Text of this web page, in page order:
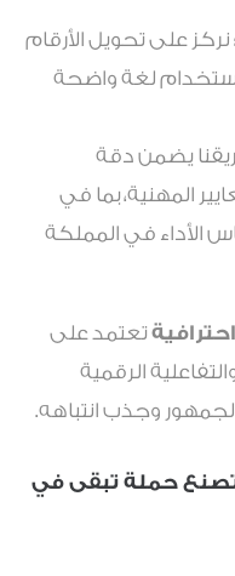
نركز على تحويل الأرقام
لغة واضحة
يضمن دقة
المهنية، بما في
الأداء في المملكة
تعتمد على
الرقمية
الجمهور وجذب انتباهه.
تصنع حملة تبقى في